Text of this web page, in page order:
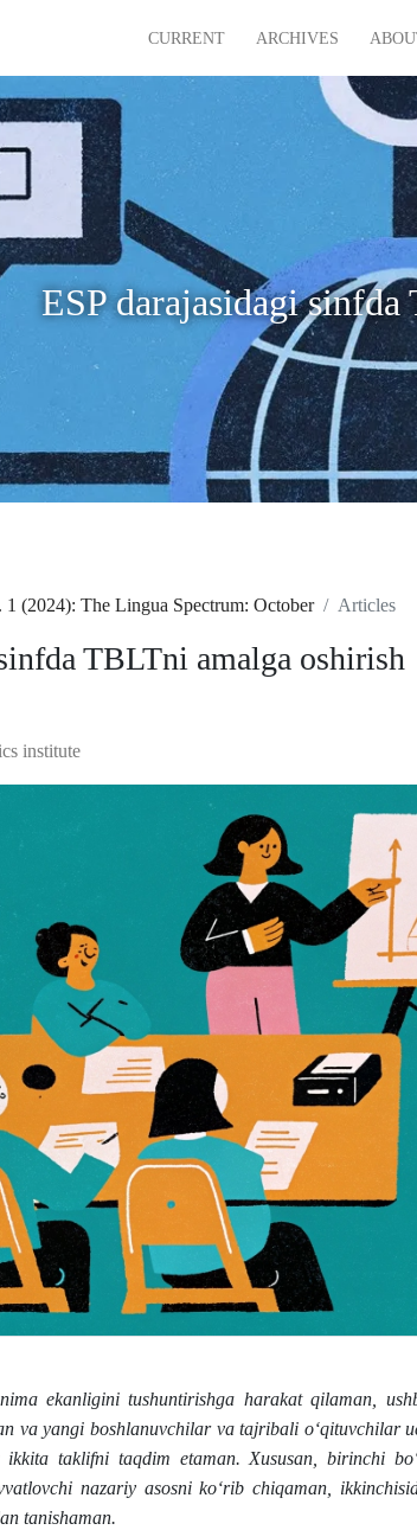
CURRENT ARCHIVES
ESP darajasidagi
(2024): The Lingua Spectrum: October Articles
TBLTni amalga oshirish
institute
ekanligini tushuntirishga harakat qilaman,
va yangi boshlanuvchilar va tajribali o‘qituvchilar
ikkita taklifni taqdim etaman. Xususan, birinchi
nazariy asosni ko‘rib chiqaman,
tanishaman.